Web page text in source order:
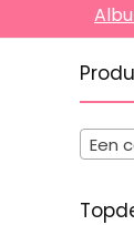
Een